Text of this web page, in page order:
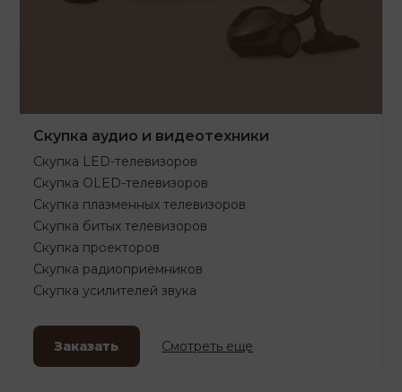
Скупка аудио и видеотехники
Скупка LED-телевизоров
Скупка OLED-телевизоров
Скупка плазменных телевизоров
Скупка битых телевизоров
Скупка проекторов
Скупка радиоприёмников
Скупка усилителей звука
Заказать Смотреть еще